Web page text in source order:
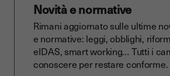
Novità e normative
Rimani aggiornato sulle ultime
e normative: leggi, obblighi,
eIDAS, smart working… Tutti i
conoscere per restare conforme.